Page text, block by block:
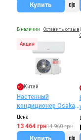
Купить
В наличии Оставить отзыв
Акция
Китай
Настенный
кондиционер Osaka
ELITE INVERTER
Цена
13 464 грн14 960 грн
Купить